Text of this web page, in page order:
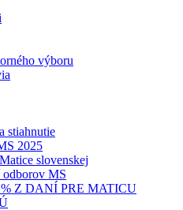
výboru
stiahnutie
2025
slovenskej
odborov MS
Z DANÍ PRE MATICU